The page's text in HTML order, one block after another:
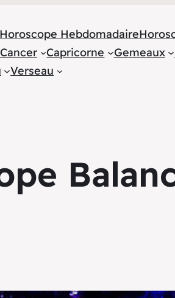
Horoscope Hebdomadaire
Cancer Capricorne Gemeaux
Verseau